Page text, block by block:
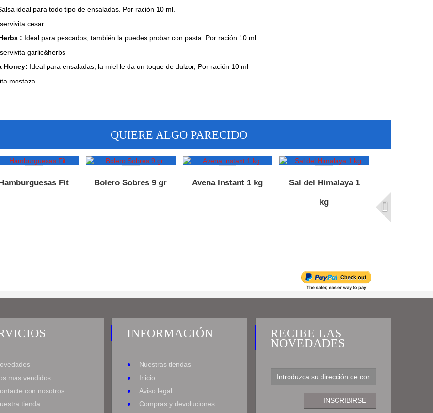
ideal para todo tipo de ensaladas. Por ración 10 ml.
: Ideal para pescados, también la puedes probar con pasta. Por ración 10 ml
Honey: Ideal para ensaladas, la miel le da un toque de dulzor, Por ración 10 ml
QUIERE ALGO PARECIDO
Fit Bolero Sobres 9 gr Avena Instant 1 kg Sal del Himalaya 1
kg
mas vendidos
con nosotros
tienda
INFORMACIÓN
Nuestras tiendas
Inicio
Aviso legal
Compras y devoluciones
RECIBE LAS
NOVEDADES